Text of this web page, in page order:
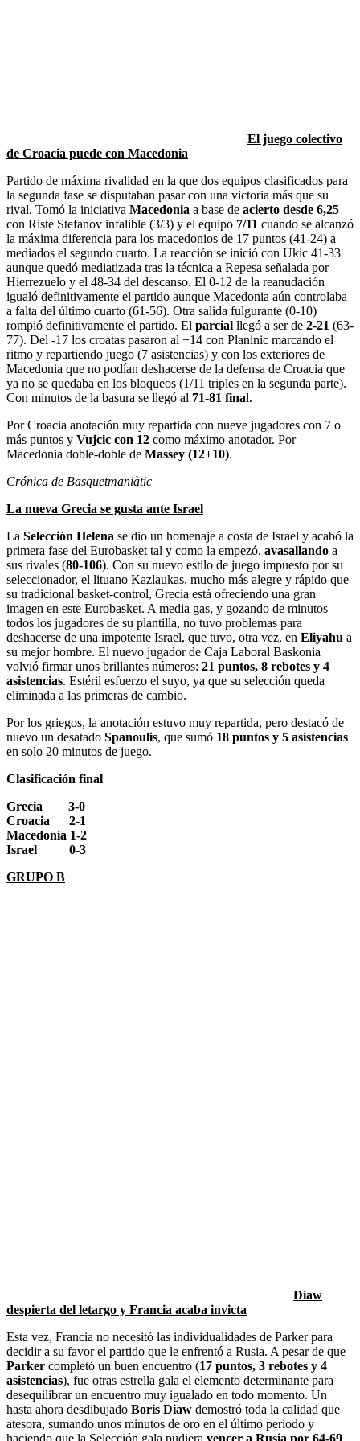
El juego colectivo
de Croacia puede con Macedonia
Partido de máxima rivalidad en la que dos equipos clasificados para
la segunda fase se disputaban pasar con una victoria más que su
rival. Tomó la iniciativa Macedonia a base de acierto desde 6,25
con Riste Stefanov infalible (3/3) y el equipo 7/11 cuando se alcanzó
la máxima diferencia para los macedonios de 17 puntos (41-24) a
mediados el segundo cuarto. La reacción se inició con Ukic 41-33
aunque quedó mediatizada tras la técnica a Repesa señalada por
Hierrezuelo y el 48-34 del descanso. El 0-12 de la reanudación
igualó definitivamente el partido aunque Macedonia aún controlaba
a falta del último cuarto (61-56). Otra salida fulgurante (0-10)
rompió definitivamente el partido. El parcial llegó a ser de 2-21 (63-
77). Del -17 los croatas pasaron al +14 con Planinic marcando el
ritmo y repartiendo juego (7 asistencias) y con los exteriores de
Macedonia que no podían deshacerse de la defensa de Croacia que
ya no se quedaba en los bloqueos (1/11 triples en la segunda parte).
Con minutos de la basura se llegó al 71-81 final.
Por Croacia anotación muy repartida con nueve jugadores con 7 o
más puntos y Vujcic con 12 como máximo anotador. Por
Macedonia doble-doble de Massey (12+10).
Crónica de Basquetmaniàtic
La nueva Grecia se gusta ante Israel
La Selección Helena se dio un homenaje a costa de Israel y acabó la
primera fase del Eurobasket tal y como la empezó, avasallando a
sus rivales (80-106). Con su nuevo estilo de juego impuesto por su
seleccionador, el lituano Kazlaukas, mucho más alegre y rápido que
su tradicional basket-control, Grecia está ofreciendo una gran
imagen en este Eurobasket. A media gas, y gozando de minutos
todos los jugadores de su plantilla, no tuvo problemas para
deshacerse de una impotente Israel, que tuvo, otra vez, en Eliyahu a
su mejor hombre. El nuevo jugador de Caja Laboral Baskonia
volvió firmar unos brillantes números: 21 puntos, 8 rebotes y 4
asistencias. Estéril esfuerzo el suyo, ya que su selección queda
eliminada a las primeras de cambio.
Por los griegos, la anotación estuvo muy repartida, pero destacó de
nuevo un desatado Spanoulis, que sumó 18 puntos y 5 asistencias
en solo 20 minutos de juego.
Clasificación final
Grecia 3-0
Croacia 2-1
Macedonia 1-2
Israel 0-3
GRUPO B
Diaw
despierta del letargo y Francia acaba invicta
Esta vez, Francia no necesitó las individualidades de Parker para
decidir a su favor el partido que le enfrentó a Rusia. A pesar de que
Parker completó un buen encuentro (17 puntos, 3 rebotes y 4
asistencias), fue otras estrella gala el elemento determinante para
desequilibrar un encuentro muy igualado en todo momento. Un
hasta ahora desdibujado Boris Diaw demostró toda la calidad que
atesora, sumando unos minutos de oro en el último periodo y
haciendo que la Selección gala pudiera vencer a Rusia por 64-69